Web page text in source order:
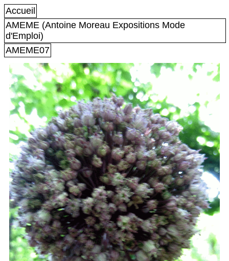
Accueil
AMEME (Antoine Moreau Expositions Mode
d'Emploi)
AMEME07